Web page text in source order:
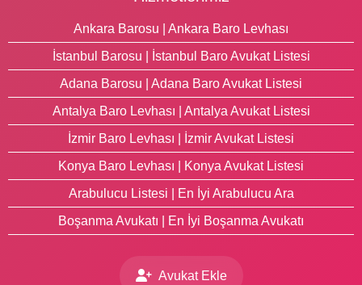
Ankara Barosu | Ankara Baro Levhası
İstanbul Barosu | İstanbul Baro Avukat Listesi
Adana Barosu | Adana Baro Avukat Listesi
Antalya Baro Levhası | Antalya Avukat Listesi
İzmir Baro Levhası | İzmir Avukat Listesi
Konya Baro Levhası | Konya Avukat Listesi
Arabulucu Listesi | En İyi Arabulucu Ara
Boşanma Avukatı | En İyi Boşanma Avukatı
Avukat Ekle